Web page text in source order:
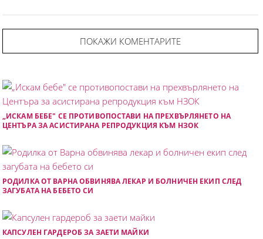
ПОКАЖИ КОМЕНТАРИТЕ
„ИСКАМ БЕБЕ" СЕ ПРОТИВОПОСТАВИ НА ПРЕХВЪРЛЯНЕТО НА
ЦЕНТЪРА ЗА АСИСТИРАНА РЕПРОДУКЦИЯ КЪМ НЗОК
РОДИЛКА ОТ ВАРНА ОБВИНЯВА ЛЕКАР И БОЛНИЧЕН ЕКИП СЛЕД
ЗАГУБАТА НА БЕБЕТО СИ
КАПСУЛЕН ГАРДЕРОБ ЗА ЗАЕТИ МАЙКИ